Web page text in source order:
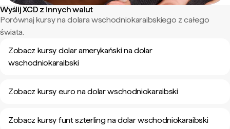
Wyślij XCD z innych walut
Porównaj kursy na dolara wschodniokaraibskiego z całego
świata.
Zobacz kursy dolar amerykański na dolar
wschodniokaraibski
Zobacz kursy euro na dolar wschodniokaraibski
Zobacz kursy funt szterling na dolar wschodniokaraibski